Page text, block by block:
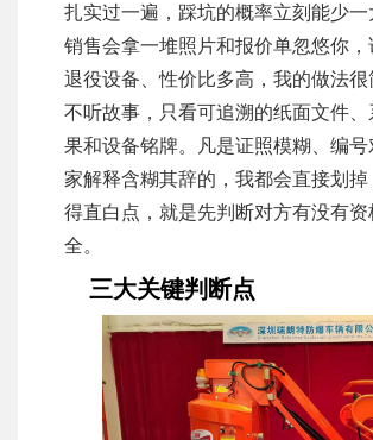
扎实过一遍，踩坑的概率立刻能少一
销售会拿一堆照片和报价单忽悠你
退役设备、性价比多高，我的做法
不听故事，只看可追溯的纸面文件
果和设备铭牌。凡是证照模糊、编
家解释含糊其辞的，我都会直接划
得直白点，就是先判断对方有没有
全。
三大关键判断点